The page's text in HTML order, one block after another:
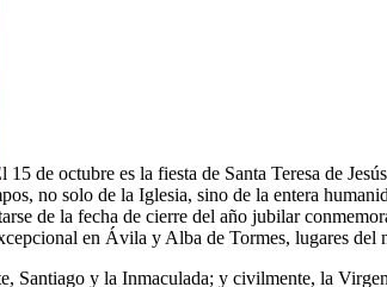
15 de octubre es la fiesta de Santa Teresa de
no solo de la Iglesia, sino de la entera
de la fecha de cierre del año jubilar
en Ávila y Alba de Tormes, lugares del
Santiago y la Inmaculada; y civilmente, la